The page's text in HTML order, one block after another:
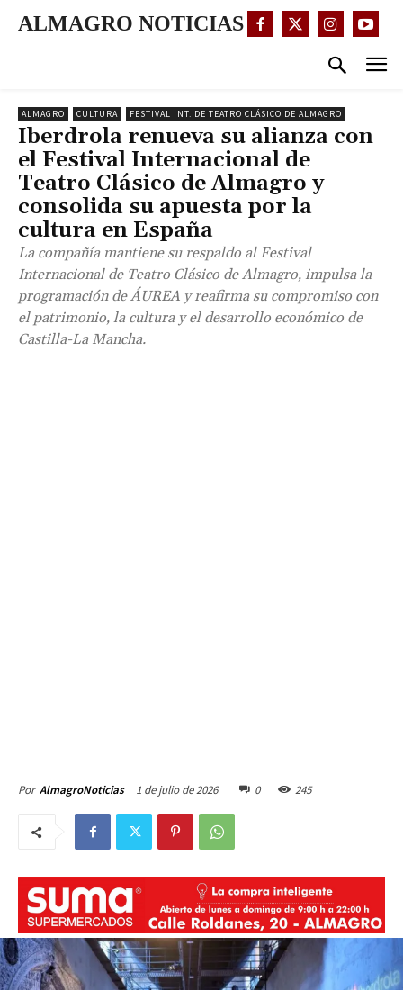
ALMAGRO NOTICIAS
ALMAGRO CULTURA FESTIVAL INT. DE TEATRO CLÁSICO DE ALMAGRO
Iberdrola renueva su alianza con
el Festival Internacional de
Teatro Clásico de Almagro y
consolida su apuesta por la
cultura en España
La compañía mantiene su respaldo al Festival
Internacional de Teatro Clásico de Almagro, impulsa la
programación de ÁUREA y reafirma su compromiso con
el patrimonio, la cultura y el desarrollo económico de
Castilla-La Mancha.
Por AlmagroNoticias 1 de julio de 2026 0 245